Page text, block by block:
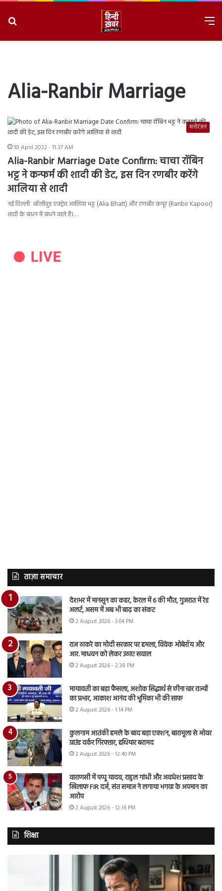
Alia-Ranbir Marriage
मनोरंजन
10 April 2022 - 11:37 AM
Alia-Ranbir Marriage Date Confirm: चाचा रॉबिन
भट्ट ने कन्फर्म की शादी की डेट, इस दिन रणबीर करेंगे
आलिया से शादी
नई दिल्लीः बॉलीवुड एक्ट्रेश आलिया भट्ट (Alia Bhatt) और रणबीर कपूर (Ranbir Kapoor)
शादी के बंधन में बंधने वाले हैं।…
ताज़ा समाचार
देशभर में मानसून का कहर, केरल में 6 की मौत, गुजरात में रेड
अलर्ट, असम में अब भी बाढ़ का संकट
2 August 2026 - 3:04 PM
राज ठाकरे का मोदी सरकार पर हमला, विवेक ओबेरॉय और
आर. माधवन को लेकर उठाए सवाल
2 August 2026 - 2:38 PM
मायावती का बड़ा फैसला, अशोक सिद्धार्थ से छीना चार राज्यों
का प्रभार, आकाश आनंद की भूमिका भी की साफ
2 August 2026 - 1:14 PM
कुलगाम आतंकी हमले के बाद बड़ा एक्शन, बारामूला से ओवर
ग्राउंड वर्कर गिरफ्तार, हथियार बरामद
2 August 2026 - 12:40 PM
वाराणसी में पप्पू यादव, राहुल गांधी और अवधेश प्रसाद के
खिलाफ FIR दर्ज, संत समाज ने लगाया भगवा के अपमान का
आरोप
2 August 2026 - 12:16 PM
शिक्षा